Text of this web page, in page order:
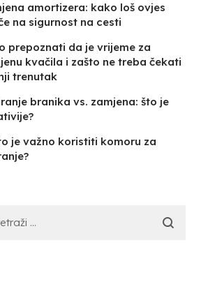
amortizera: kako loš ovjes
na sigurnost na cesti
prepoznati da je vrijeme za
kvačila i zašto ne treba čekati
trenutak
branika vs. zamjena: što je
je važno koristiti komoru za